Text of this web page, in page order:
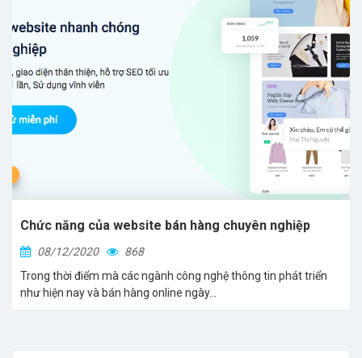
Chức năng của website bán hàng chuyên nghiệp
08/12/2020
868
Trong thời điểm mà các ngành công nghệ thông tin phát triển
như hiện nay và bán hàng online ngày...